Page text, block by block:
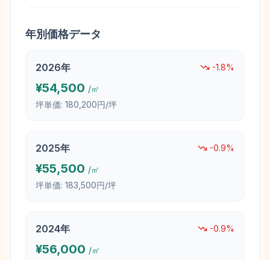
年別価格データ
2026年 -1.8%
¥54,500 /㎡
坪単価: 180,200円/坪
2025年 -0.9%
¥55,500 /㎡
坪単価: 183,500円/坪
2024年 -0.9%
¥56,000 /㎡